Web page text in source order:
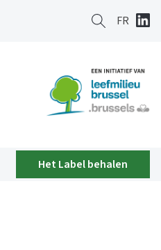
FR
Het Label behalen